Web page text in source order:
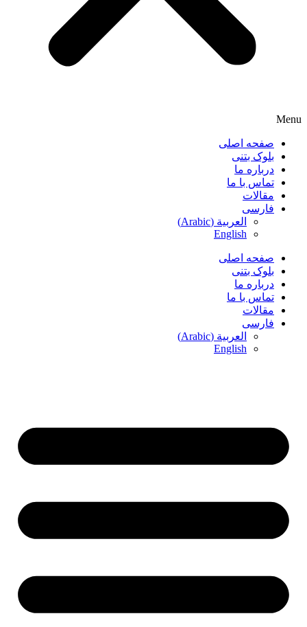
Menu
صفحه اصلی
بلوک بتنی
درباره ما
تماس با ما
مقالات
فارسی
العربية (
Arabic
)
English
صفحه اصلی
بلوک بتنی
درباره ما
تماس با ما
مقالات
فارسی
العربية (
Arabic
)
English